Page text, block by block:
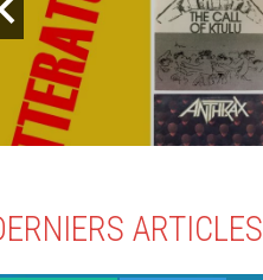
ARTICLES